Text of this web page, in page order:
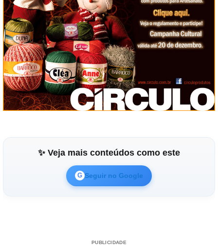
✨ Veja mais conteúdos como este
G Seguir no Google
PUBLICIDADE